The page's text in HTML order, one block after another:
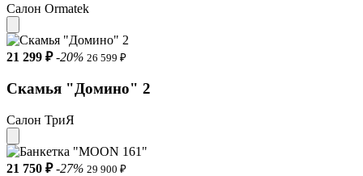
Салон Ormatek
21 299 ₽ -20% 26 599 ₽
Скамья "Домино" 2
Салон ТриЯ
21 750 ₽ -27% 29 900 ₽